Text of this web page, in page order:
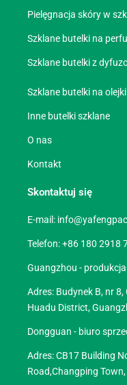
Pielęgnacja skóry w
Szklane butelki na
Szklane butelki z
Szklane butelki na
Inne butelki szklane
O nas
Kontakt
Skontaktuj się
E-mail:
Telefon: +86 180 2918
Guangzhou - produkcja
Adres: Budynek B, nr
Huadu District,
Dongguan - biuro
Adres: CB17 Building
Road,Changping